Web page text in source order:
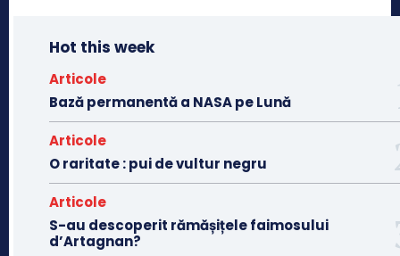
Hot this week
Articole
Bază permanentă a NASA pe Lună
Articole
O raritate : pui de vultur negru
Articole
S-au descoperit rămășițele faimosului
d’Artagnan?